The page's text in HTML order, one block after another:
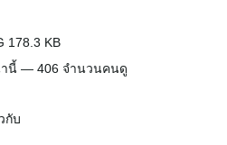
178.3 KB
นี้ — 406 จำนวนคนดู
กับ